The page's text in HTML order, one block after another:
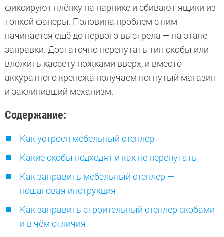
фиксируют плёнку на парнике и сбивают ящики из
тонкой фанеры. Половина проблем с ним
начинается ещё до первого выстрела — на этапе
заправки. Достаточно перепутать тип скобы или
вложить кассету ножками вверх, и вместо
аккуратного крепежа получаем погнутый магазин
и заклинивший механизм.
Содержание:
Как устроен мебельный степлер
Какие скобы подходят и как не перепутать
Как заправить мебельный степлер —
пошаговая инструкция
Как заправить строительный степлер скобами
и в чём отличия